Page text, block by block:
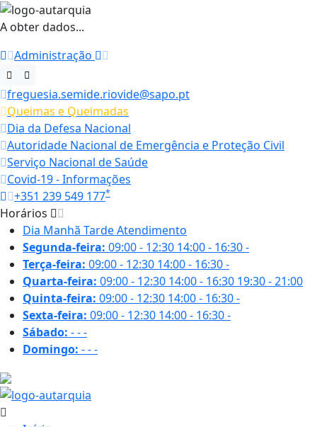
A obter dados...
Administração
freguesia.semide.riovide@sapo.pt
Queimas e Queimadas
Dia da Defesa Nacional
Autoridade Nacional de Emergência e Proteção Civil
Serviço Nacional de Saúde
Covid-19 - Informações
+351 239 549 177*
Horários
Dia Manhã TardeAtendimento
Segunda-feira: 09:00 - 12:30 14:00 - 16:30-
Terça-feira: 09:00 - 12:30 14:00 - 16:30-
Quarta-feira: 09:00 - 12:30 14:00 - 16:30 19:30 - 21:00
Quinta-feira: 09:00 - 12:30 14:00 - 16:30-
Sexta-feira: 09:00 - 12:30 14:00 - 16:30-
Sábado: ---
Domingo: ---